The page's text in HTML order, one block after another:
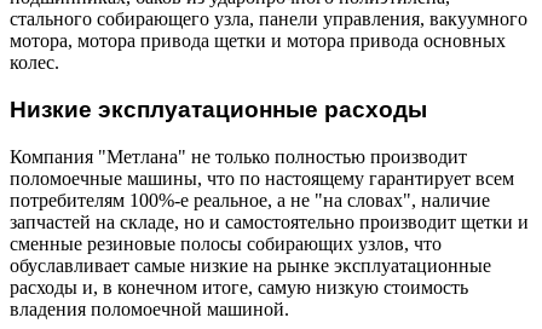
стального собирающего узла, панели управления, вакуумного
мотора, мотора привода щетки и мотора привода основных
колес.
Низкие эксплуатационные расходы
Компания "Метлана" не только полностью производит
поломоечные машины, что по настоящему гарантирует всем
потребителям 100%-е реальное, а не "на словах", наличие
запчастей на складе, но и самостоятельно производит щетки и
сменные резиновые полосы собирающих узлов, что
обуславливает самые низкие на рынке эксплуатационные
расходы и, в конечном итоге, самую низкую стоимость
владения поломоечной машиной.